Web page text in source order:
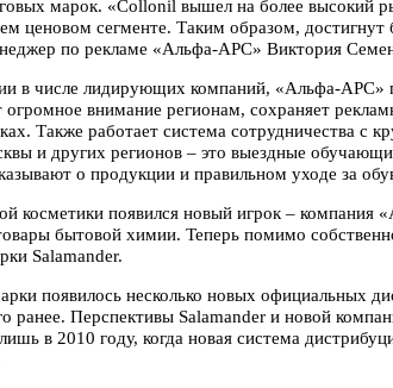
марок. «Collonil вышел на более высокий
ценовом сегменте. Таким образом,
по рекламе «Альфа-АРС» Виктория
в числе лидирующих компаний, «Альфа-АРС»
внимание регионам, сохраняет
Также работает система сотрудничества с
и других регионов – это выездные
о продукции и правильном уходе за
косметики появился новый игрок – компания
бытовой химии. Теперь помимо
Salamander.
появилось несколько новых официальных
ранее. Перспективы Salamander и новой
в 2010 году, когда новая система